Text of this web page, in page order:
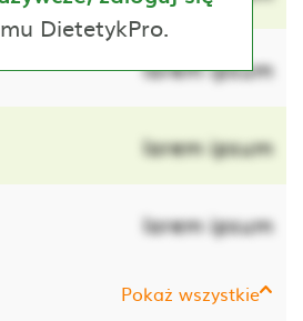
lorem ipsum
lorem ipsum
lorem ipsum
Pokaż wszystkie
DietetykPro.